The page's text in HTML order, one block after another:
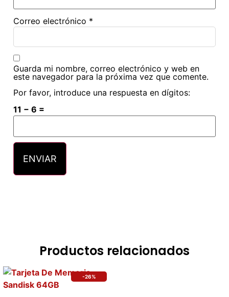
Correo electrónico *
Guarda mi nombre, correo electrónico y web en
este navegador para la próxima vez que comente.
Por favor, introduce una respuesta en dígitos:
11 − 6 =
Productos relacionados
-26%